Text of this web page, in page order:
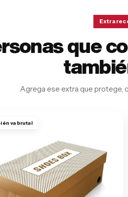
Extra
que
Agrega ese extra que protege,
va brutal